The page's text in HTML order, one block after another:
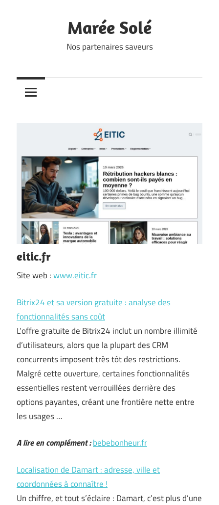
Marée Solé
Nos partenaires saveurs
eitic.fr
Site web :www.eitic.fr
Bitrix24 et sa version gratuite : analyse des
fonctionnalités sans coût
L’offre gratuite de Bitrix24 inclut un nombre illimité
d’utilisateurs, alors que la plupart des CRM
concurrents imposent très tôt des restrictions.
Malgré cette ouverture, certaines fonctionnalités
essentielles restent verrouillées derrière des
options payantes, créant une frontière nette entre
les usages …
A lire en complément :bebebonheur.fr
Localisation de Damart : adresse, ville et
coordonnées à connaître !
Un chiffre, et tout s’éclaire : Damart, c’est plus d’une